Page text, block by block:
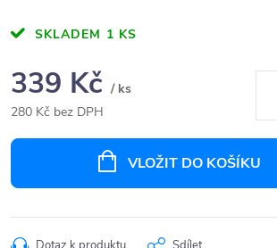
SKLADEM 1 KS
339 Kč / ks
280 Kč bez DPH
VLOŽIT DO KOŠÍKU